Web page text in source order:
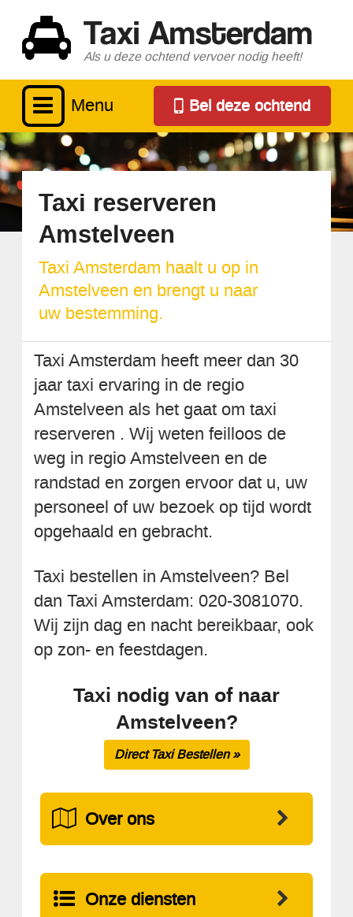
Taxi Amsterdam
Als u deze ochtend vervoer nodig heeft!
Menu Bel deze ochtend
Taxi reserveren
Amstelveen
Taxi Amsterdam haalt u op in
Amstelveen en brengt u naar
uw bestemming.
Taxi Amsterdam heeft meer dan 30
jaar taxi ervaring in de regio
Amstelveen als het gaat om taxi
reserveren . Wij weten feilloos de
weg in regio Amstelveen en de
randstad en zorgen ervoor dat u, uw
personeel of uw bezoek op tijd wordt
opgehaald en gebracht.
Taxi bestellen in Amstelveen? Bel
dan Taxi Amsterdam: 020-3081070.
Wij zijn dag en nacht bereikbaar, ook
op zon- en feestdagen.
Taxi nodig van of naar
Amstelveen?
Direct Taxi Bestellen »
Over ons
Onze diensten